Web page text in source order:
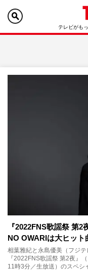
テレビがも
『2022FNS歌謡祭 第
NO OWARIは大ヒッ
相葉雅紀と永島優美（フジ
『2022FNS歌謡祭 第2夜』
11時3分／生放送）のスペ